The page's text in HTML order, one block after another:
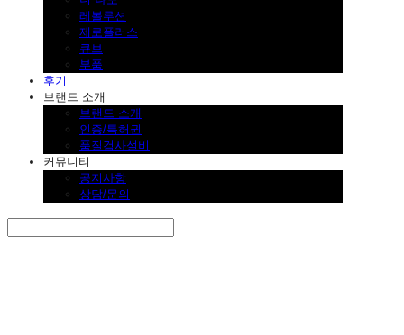
레볼루션
제로플러스
큐브
부품
후기
브랜드 소개
브랜드 소개
인증/특허권
품질검사설비
커뮤니티
공지사항
상담/문의